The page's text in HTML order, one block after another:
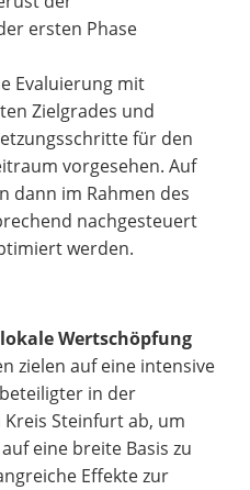
ersten Phase
Evaluierung mit
Zielgrades und
für den
vorgesehen. Auf
dann im Rahmen des
nachgesteuert
werden.
Wertschöpfung
zielen auf eine intensive
in der
Steinfurt ab, um
eine breite Basis zu
Effekte zur